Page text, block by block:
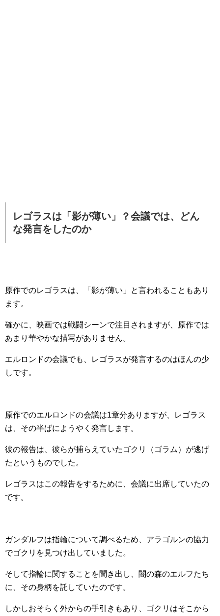
レゴラスは「影が薄い」？会議では、どん
な発言をしたのか
原作でのレゴラスは、「影が薄い」と言われることもあり
ます。
確かに、映画では戦闘シーンで注目されますが、原作では
あまり華やかな描写がありません。
エルロンドの会議でも、レゴラスが発言するのはほんの少
しです。
原作でのエルロンドの会議は1章分ありますが、レゴラス
は、その半ばにようやく発言します。
彼の報告は、彼らが捕らえていたゴクリ（ゴラム）が逃げ
たというものでした。
レゴラスはこの報告をするために、会議に出席していたの
です。
ガンダルフは指輪について調べるため、アラゴルンの協力
でゴクリを見つけ出していました。
そして指輪に関することを聞き出し、闇の森のエルフたち
に、その身柄を託していたのです。
しかしおそらく外からの手引きもあり、ゴクリはそこから